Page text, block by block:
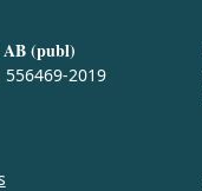
AB (publ)
556469-2019